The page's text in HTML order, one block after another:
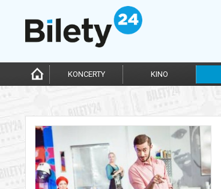
KONCERTY KINO